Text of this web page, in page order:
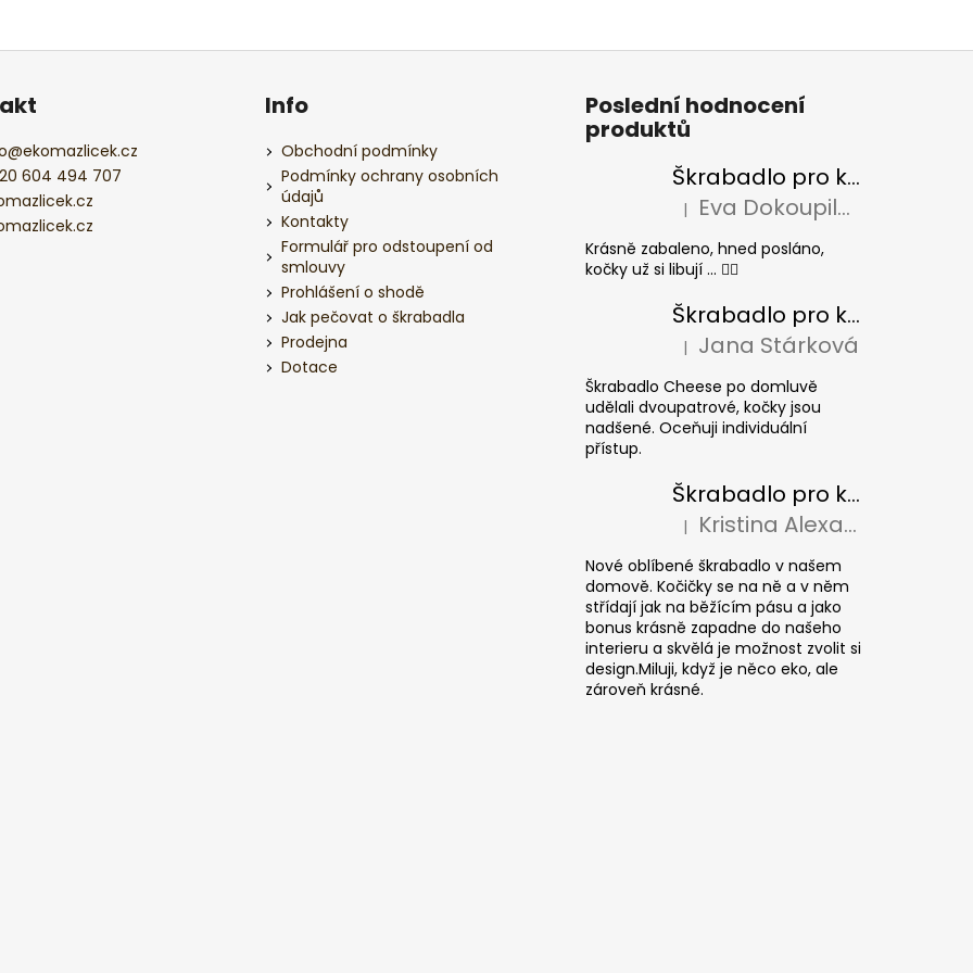
@ekomazlicek.cz
604 494 707
Info
Obchodní podmínky
Podmínky ochrany osobních
údajů
Kontakty
Formulář pro odstoupení od
smlouvy
Prohlášení o shodě
Jak pečovat o škrabadla
Prodejna
Dotace
Poslední hodnocení
produktů
Škrabadlo pro kočky BASIC Colour
Hodnocení produktu je 5 z 5 hvězdiček.
| Eva Dokoupilová
Krásně zabaleno, hned posláno,
kočky už si libují ... 👍🏻
Škrabadlo pro kočky CHEESE ELIPSE colour
Hodnocení produktu je 5 z 5 hvězdiček.
| Jana Stárková
Škrabadlo Cheese po domluvě
udělali dvoupatrové, kočky jsou
nadšené. Oceňuji individuální
přístup.
Škrabadlo pro kočky CUBE Colour
Hodnocení produktu je 5 z 5 hvězdiček.
| Kristina Alexandrová
Nové oblíbené škrabadlo v našem
domově. Kočičky se na ně a v něm
střídají jak na běžícím pásu a jako
bonus krásně zapadne do našeho
interieru a skvělá je možnost zvolit si
design.Miluji, když je něco eko, ale
zároveň krásné.